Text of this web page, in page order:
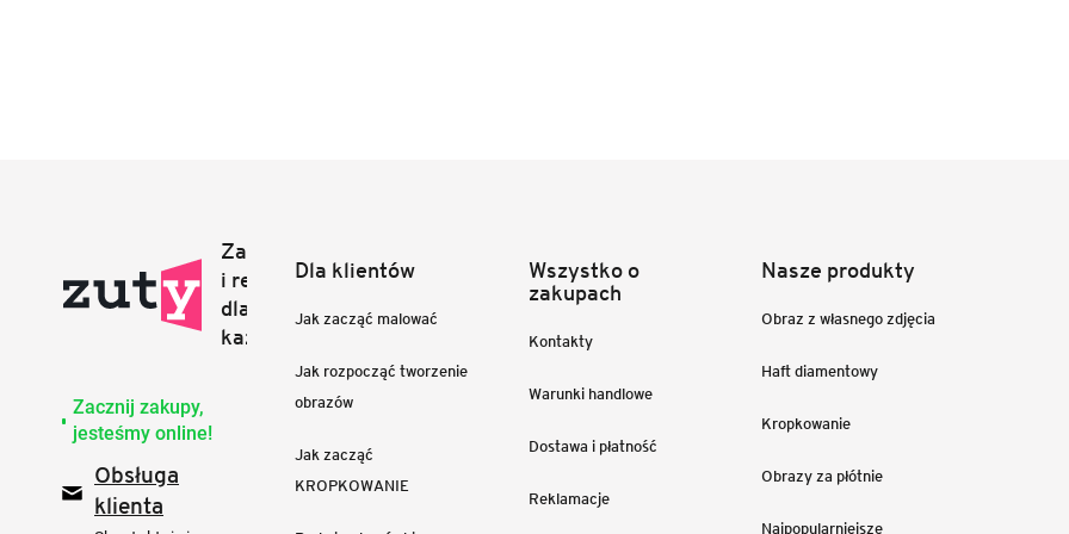
Zacznij zakupy,
jesteśmy online!
Obsługa
klienta
Dla klientów
Jak zacząć malować
Jak rozpocząć tworzenie
obrazów
Jak zacząć
KROPKOWANIE
Wszystko o
zakupach
Kontakty
Warunki handlowe
Dostawa i płatność
Reklamacje
Nasze produkty
Obraz z własnego zdjęcia
Haft diamentowy
Kropkowanie
Obrazy za płótnie
Najpopularniejsze